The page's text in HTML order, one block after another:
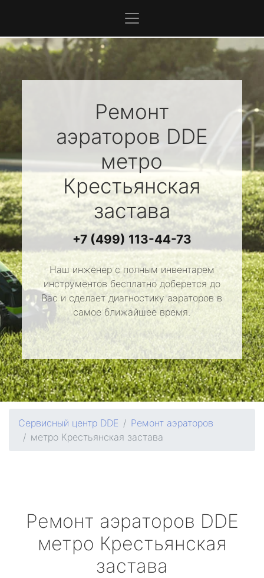
Ремонт
аэраторов DDE
метро
Крестьянская
застава
+7 (499) 113-44-73
Наш инженер с полным инвентарем
инструментов бесплатно доберется до
Вас и сделает диагностику аэраторов в
самое ближайшее время.
Сервисный центр DDE
Ремонт аэраторов
метро Крестьянская застава
Ремонт аэраторов DDE
метро Крестьянская
застава